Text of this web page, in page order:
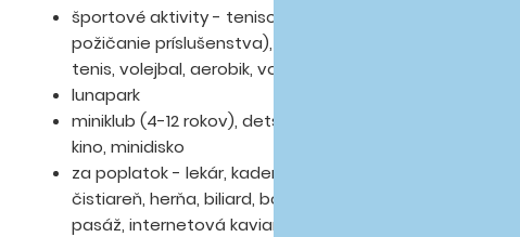
športové aktivity - tenisový kurt (depozit za
požičanie príslušenstva), šípky, stolný
tenis, volejbal, aerobik, vodné hry
lunapark
miniklub (4-12 rokov), detské ihrisko, detské
kino, minidisko
za poplatok - lekár, kaderníctvo,
čistiareň, herňa, biliard, bowling, obchodná
pasáž, internetová kaviareň, vírivka v spa